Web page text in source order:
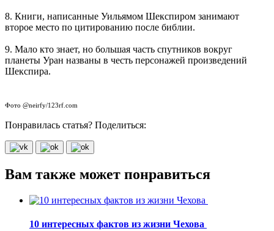
8. Книги, написанные Уильямом Шекспиром занимают
второе место по цитированию после библии.
9. Мало кто знает, но большая часть спутников вокруг
планеты Уран названы в честь персонажей произведений
Шекспира.
Фото @neirfy/123rf.com
Понравилась статья? Поделиться:
Вам также может понравиться
10 интересных фактов из жизни Чехова